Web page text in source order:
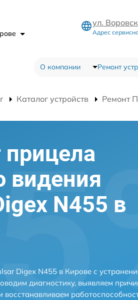
ул.
Адрес
О компании Ремонт
Каталог устройств Ремонт
видения
N455 в
Digex N455 в Кирове с
диагностику, выявляем
восстанавливаем